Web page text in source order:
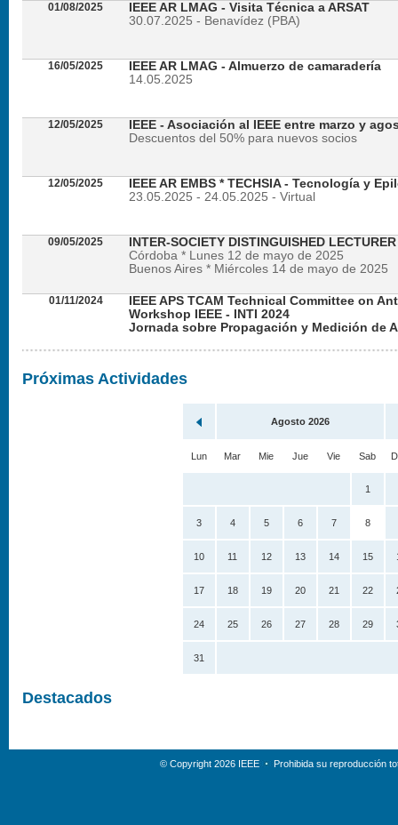
01/08/2025
IEEE AR LMAG - Visita Técnica a ARSAT
30.07.2025 - Benavídez (PBA)
16/05/2025
IEEE AR LMAG - Almuerzo de camaradería
14.05.2025
12/05/2025
IEEE - Asociación al IEEE entre marzo y
Descuentos del 50% para nuevos socios
12/05/2025
IEEE AR EMBS * TECHSIA - Tecnología y
23.05.2025 - 24.05.2025 - Virtual
09/05/2025
INTER-SOCIETY DISTINGUISHED
Córdoba * Lunes 12 de mayo de 2025
Buenos Aires * Miércoles 14 de mayo de 2025
01/11/2024
IEEE APS TCAM Technical Committee on
Workshop IEEE - INTI 2024
Jornada sobre Propagación y Medición de
Próximas Actividades
Agosto 2026
Lun Mar Mie Jue Vie Sab
1
3 4 5 6 7 8
10 11 12 13 14 15
17 18 19 20 21 22
24 25 26 27 28 29
31
Destacados
© Copyright 2026 IEEE Prohibida su reproducción